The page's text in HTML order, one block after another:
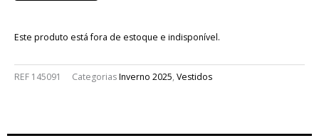
Este produto está fora de estoque e indisponível.
REF 145091 CategoriasInverno 2025, Vestidos